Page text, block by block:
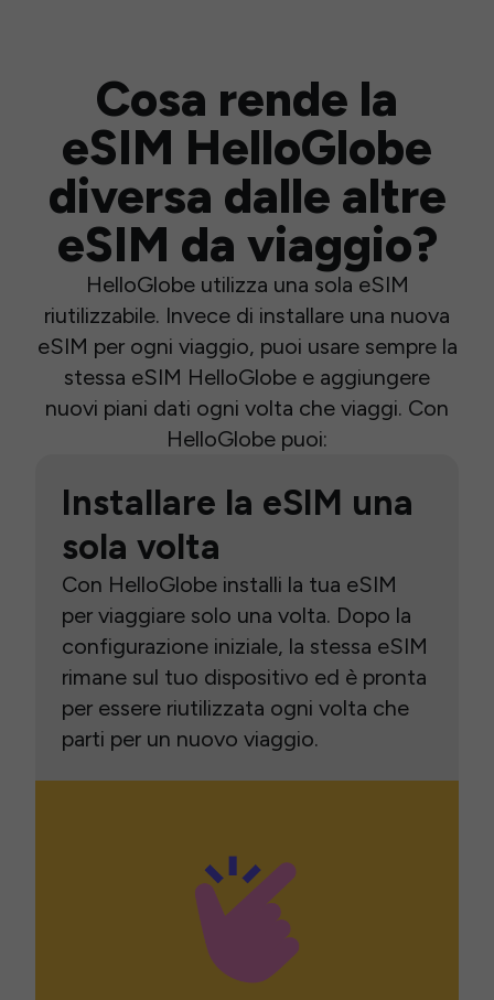
Cosa rende la
eSIM HelloGlobe
diversa dalle altre
eSIM da viaggio?
HelloGlobe utilizza una sola eSIM
riutilizzabile. Invece di installare una nuova
eSIM per ogni viaggio, puoi usare sempre la
stessa eSIM HelloGlobe e aggiungere
nuovi piani dati ogni volta che viaggi. Con
HelloGlobe puoi:
Installare la eSIM una
sola volta
Con HelloGlobe installi la tua eSIM
per viaggiare solo una volta. Dopo la
configurazione iniziale, la stessa eSIM
rimane sul tuo dispositivo ed è pronta
per essere riutilizzata ogni volta che
parti per un nuovo viaggio.